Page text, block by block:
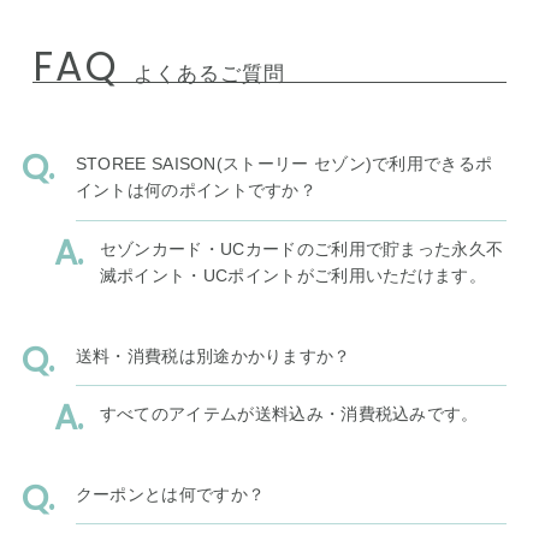
FAQ よくあるご質問
STOREE SAISON(ストーリー セゾン)で利用できるポ
イントは何のポイントですか？
セゾンカード・UCカードのご利用で貯まった永久不
滅ポイント・UCポイントがご利用いただけます。
送料・消費税は別途かかりますか？
すべてのアイテムが送料込み・消費税込みです。
クーポンとは何ですか？